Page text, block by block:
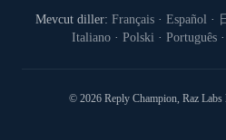
Mevcut diller: Français · Español ·
Italiano · Polski · Português ·
© 2026 Reply Champion, Raz Labs